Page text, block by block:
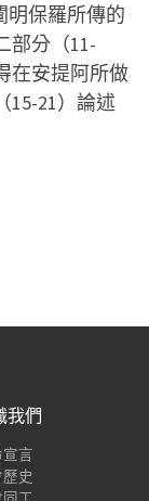
明保羅所傳的
部分（11-
在安提阿所做
15-21）論述
我們
言
史